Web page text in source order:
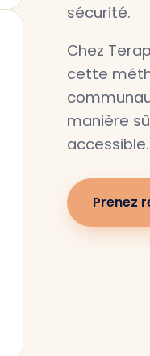
sécurité.
Chez
cette
manière
accessible.
Prenez